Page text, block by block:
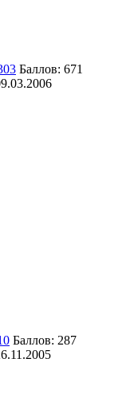
Баллов: 671
Баллов: 287